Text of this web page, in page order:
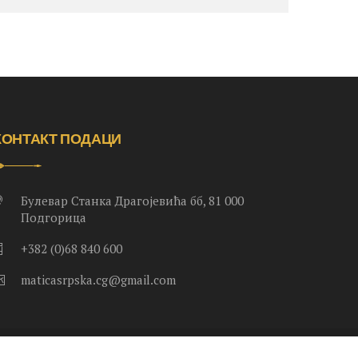
ПОДАЦИ
Булевар Станка Драгојевића бб, 81 000
Подгорица
+382 (0)68 840 600
maticasrpska.cg@gmail.com